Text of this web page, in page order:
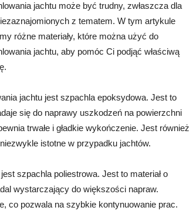
jachtu może być trudny, zwłaszcza dla
z tematem. W tym artykule
różne materiały, które można użyć do
jachtu, aby pomóc Ci podjąć właściwą
jachtu jest szpachla epoksydowa. Jest to
się do naprawy uszkodzeń na powierzchni
trwałe i gładkie wykończenie. Jest również
istotne w przypadku jachtów.
szpachla poliestrowa. Jest to materiał o
wystarczający do większości napraw.
co pozwala na szybkie kontynuowanie prac.